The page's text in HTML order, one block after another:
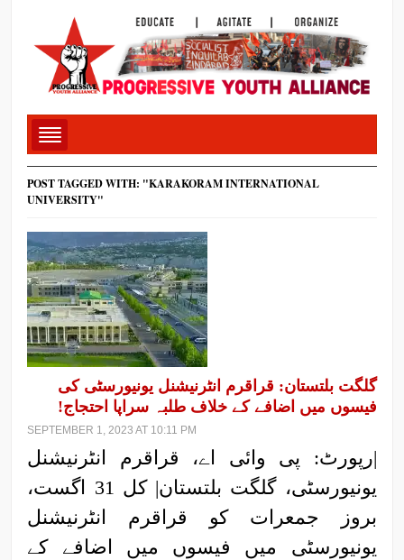
POST TAGGED WITH: "KARAKORAM INTERNATIONAL
UNIVERSITY"
گلگت بلتستان: قراقرم انٹرنیشنل یونیورسٹی کی
فیسوں میں اضافے کے خلاف طلبہ سراپا احتجاج!
SEPTEMBER 1, 2023 AT 10:11 PM
|رپورٹ: پی وائی اے، قراقرم انٹرنیشنل
یونیورسٹی، گلگت بلتستان| کل 31 اگست،
بروز جمعرات کو قراقرم انٹرنیشنل
یونیورسٹی میں فیسوں میں اضافے کے